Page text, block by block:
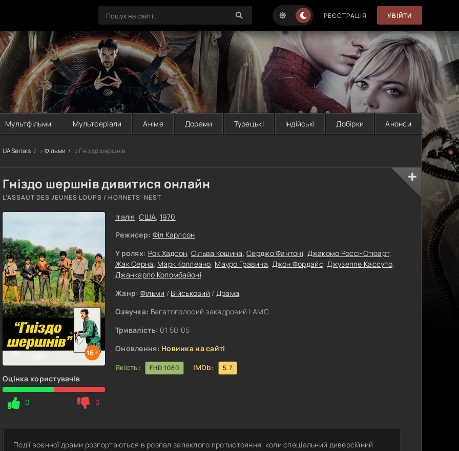
РЕЄСТРАЦІЯ УВІЙТИ
Мультфільми Мультсеріали Аніме Дорами Турецькі Індійські Добірки Анонси
UASerials » Фільми » Гніздо шершнів
Гніздо шершнів дивитися онлайн
L'ASSAUT DES JEUNES LOUPS / HORNETS' NEST
16+
Оцінка користувачів
0 0
Італія,США, 1970
Режисер: Філ Карлсон
У ролях: Рок Хадсон, Сільва Кошина,Серджо Фантоні, Джакомо Россі-Стюарт,
Жак Серна, Марк Коллеано, Мауро Гравина, Джон Фордайс,Джузеппе Кассуто,
Джанкарло Коломбайоні
Жанр: Фільми / Військовий / Драма
Озвучка: Багатоголосий закадровий | АМС
Тривалість: 01:50:05
Оновлення: Новинка на сайті
Якість:
FHD 1080 IMDb: 5.7
Події воєнної драми розгортаються в розпал запеклого протистояння, коли спеціальний диверсійний